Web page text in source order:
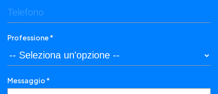
Professione *
Messaggio *